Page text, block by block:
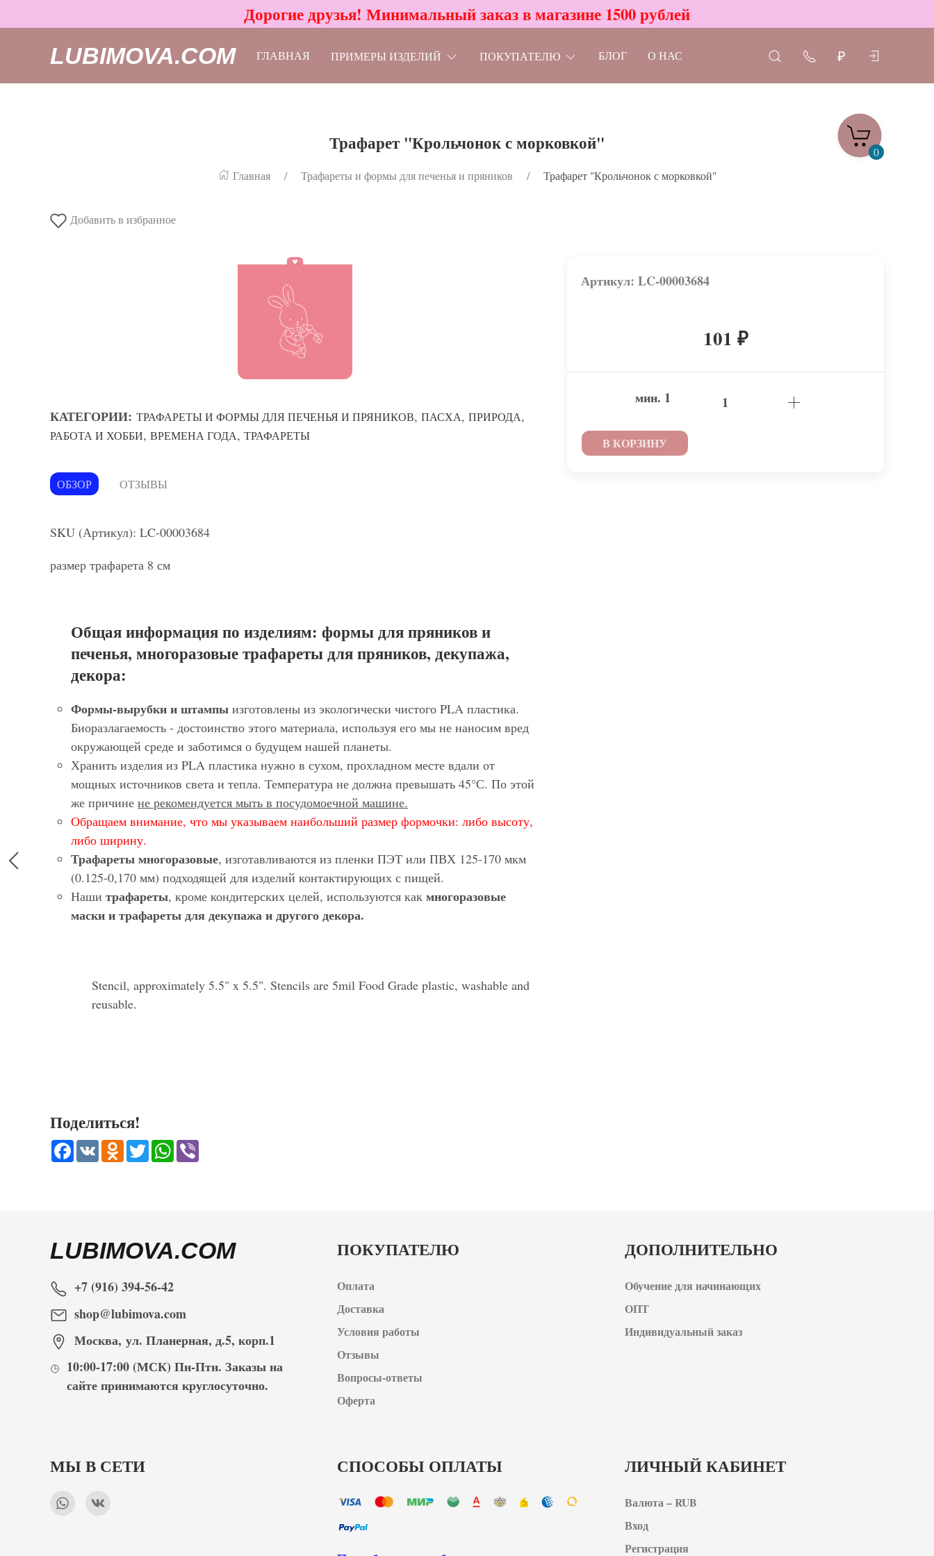
Дорогие друзья! Минимальный заказ в магазине 1500 рублей
LUBIMOVA.COM ГЛАВНАЯ ПРИМЕРЫ ИЗДЕЛИЙ ПОКУПАТЕЛЮ БЛОГ О НАС ₽
0
Трафарет "Крольчонок с морковкой"
Главная Трафареты и формы для печенья и пряников Трафарет "Крольчонок с морковкой"
Добавить в избранное
КАТЕГОРИИ: ТРАФАРЕТЫ И ФОРМЫ ДЛЯ ПЕЧЕНЬЯ И ПРЯНИКОВ, ПАСХА, ПРИРОДА,
РАБОТА И ХОББИ, ВРЕМЕНА ГОДА, ТРАФАРЕТЫ
ОБЗОР ОТЗЫВЫ
SKU (Артикул): LC-00003684
размер трафарета 8 см
Общая информация по изделиям: формы для пряников и
печенья, многоразовые трафареты для пряников, декупажа,
декора:
Формы-вырубки и штампы изготовлены из экологически чистого PLA пластика.
Биоразлагаемость - достоинство этого материала, используя его мы не наносим вред
окружающей среде и заботимся о будущем нашей планеты.
Хранить изделия из PLA пластика нужно в сухом, прохладном месте вдали от
мощных источников света и тепла. Температура не должна превышать 45°С. По этой
же причине не рекомендуется мыть в посудомоечной машине.
Обращаем внимание, что мы указываем наибольший размер формочки: либо высоту,
либо ширину.
Трафареты многоразовые, изготавливаются из пленки ПЭТ или ПВХ 125-170 мкм
(0.125-0,170 мм) подходящей для изделий контактирующих с пищей.
Наши трафареты, кроме кондитерских целей, используются как многоразовые
маски и трафареты для декупажа и другого декора.
Stencil, approximately 5.5" x 5.5". Stencils are 5mil Food Grade plastic, washable and
reusable.
Артикул: LC-00003684
101 ₽
мин. 1
В КОРЗИНУ
Поделиться!
Facebook
VK Odnoklassniki
TwitterWhatsApp
LUBIMOVA.COM
+7 (916) 394-56-42
shop@lubimova.com
Москва, ул. Планерная, д.5, корп.1
10:00-17:00 (МСК) Пн-Птн. Заказы на
сайте принимаютсякруглосуточно.
ПОКУПАТЕЛЮ
Оплата
Доставка
Условия работы
Отзывы
Вопросы-ответы
Оферта
ДОПОЛНИТЕЛЬНО
Обучение для начинающих
ОПТ
Индивидуальный заказ
МЫ В СЕТИ СПОСОБЫ ОПЛАТЫ ЛИЧНЫЙ КАБИНЕТ
Валюта – RUB
Вход
Регистрация